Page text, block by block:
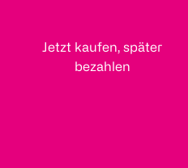
Jetzt kaufen, später
bezahlen